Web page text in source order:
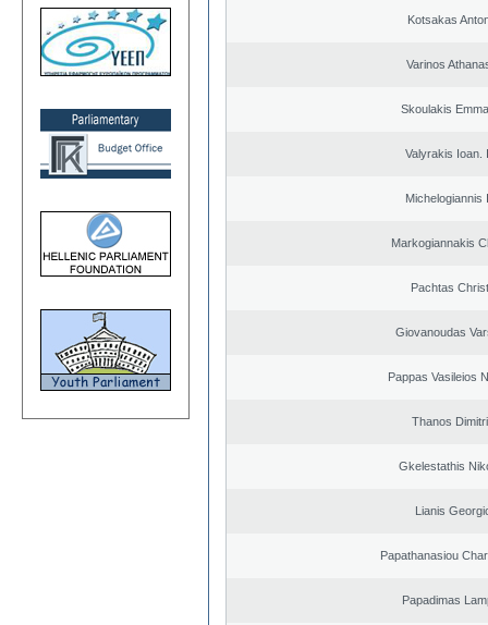
Kotsakas
Varinos
Skoulakis
Valyrakis Ioan.
Michelogiannis
Markogiannakis
Pachtas
Giovanoudas
Pappas Vasileios
Thanos
Gkelestathis
Lianis
Papathanasiou
Papadimas